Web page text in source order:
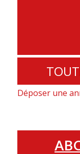
Déposer une